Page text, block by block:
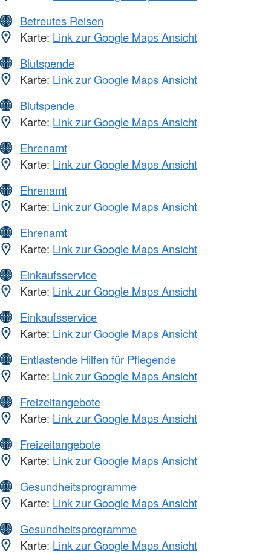
Betreutes Reisen
Karte: Link zur Google Maps Ansicht
Blutspende
Karte: Link zur Google Maps Ansicht
Blutspende
Karte: Link zur Google Maps Ansicht
Ehrenamt
Karte: Link zur Google Maps Ansicht
Ehrenamt
Karte: Link zur Google Maps Ansicht
Ehrenamt
Karte: Link zur Google Maps Ansicht
Einkaufsservice
Karte: Link zur Google Maps Ansicht
Einkaufsservice
Karte: Link zur Google Maps Ansicht
Entlastende Hilfen für Pflegende
Karte: Link zur Google Maps Ansicht
Freizeitangebote
Karte: Link zur Google Maps Ansicht
Freizeitangebote
Karte: Link zur Google Maps Ansicht
Gesundheitsprogramme
Karte: Link zur Google Maps Ansicht
Gesundheitsprogramme
Karte: Link zur Google Maps Ansicht